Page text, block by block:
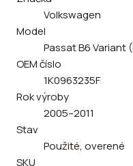
Volkswagen
Model
Passat B6 Variant
OEM číslo
1K0963235F
Rok výroby
2005–2011
Stav
Použité, overené
SKU